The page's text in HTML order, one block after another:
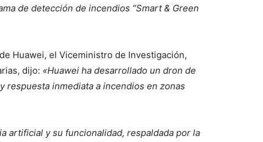
de detección de incendios “Smart & Green
Huawei, el Viceministro de Investigación,
dijo: «Huawei ha desarrollado un dron de
respuesta inmediata a incendios en zonas
artificial y su funcionalidad, respaldada por la